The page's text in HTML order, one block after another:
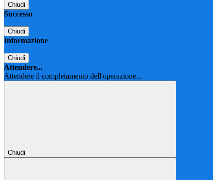
Chiudi
Successo
Chiudi
Informazione
Chiudi
Attendere...
Attendere il completamento dell'operazione...
Chiudi